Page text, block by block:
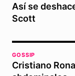
Así se
Scott
GOSSIP
Cristiano